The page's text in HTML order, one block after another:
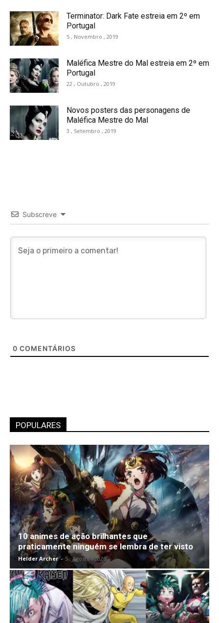
Terminator: Dark Fate estreia em 2º em
Portugal
5 , Novembro , 2019
Maléfica Mestre do Mal estreia em 2º em
Portugal
22 , Outubro , 2019
Novos posters das personagens de
Maléfica Mestre do Mal
3 , Setembro , 2019
Subscreve
0 COMENTÁRIOS
POPULARES
10 animes de ação brilhantes que
praticamente ninguém se lembra de ter visto
Helder Archer - 5 , Agosto , 2026